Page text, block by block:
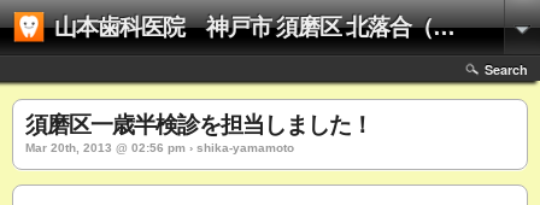
山本歯科医院 神戸市 須磨区 北落合（名谷駅）の歯医者さん 訪問歯科（往診）対応可
Search
須磨区一歳半検診を担当しました！
Mar 20th, 2013 @ 02:56 pm › shika-yamamoto